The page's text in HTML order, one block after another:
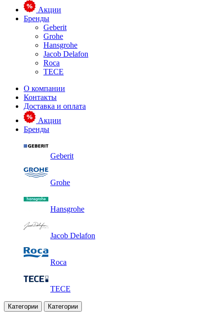
Акции
Бренды
Geberit
Grohe
Hansgrohe
Jacob Delafon
Roca
TECE
О компании
Контакты
Доставка и оплата
Акции
Бренды
Geberit
Grohe
Hansgrohe
Jacob Delafon
Roca
TECE
Категории Категории